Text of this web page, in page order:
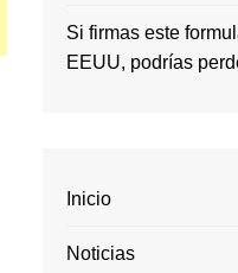
Si firmas este
EEUU, podrías
Inicio
Noticias